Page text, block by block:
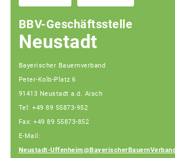
BBV-Geschäftsstelle
Neustadt
Bayerischer Bauernverband
Peter-Kolb-Platz 6
91413 Neustadt a.d. Aisch
Tel: +49 89 55873-952
Fax: +49 89 55873-852
E-Mail:
Neustadt-